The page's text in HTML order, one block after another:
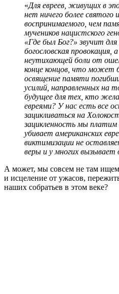
«Для евреев, живущих в
нет ничего более святого
воспринимаемого, чем
мучеников нацистского
«Где был Бог?» звучит для
богословская провокация,
неутихающей боли от
конце концов, что может
освящение памяти
усилий, направленных на
будущее для тех, кто
евреями? У нас есть все
зацикливаться на
зацикленность мы
убивает американских
виктимизации не
веры и у многих
А может, мы совсем не там
и исцеление от ужасов,
наших собратьев в этом веке?